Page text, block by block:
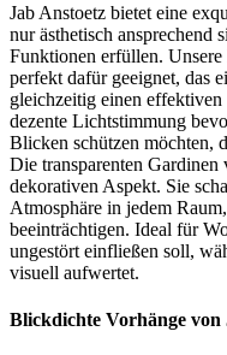
Jab Anstoetz bietet eine
nur ästhetisch ansprechend
Funktionen erfüllen. Unsere
perfekt dafür geeignet, das
gleichzeitig einen
dezente Lichtstimmung
Blicken schützen möchten,
Die transparenten Gardinen
dekorativen Aspekt. Sie
Atmosphäre in jedem
beeinträchtigen. Ideal für
ungestört einfließen soll,
visuell aufwertet.
Blickdichte Vorhänge von